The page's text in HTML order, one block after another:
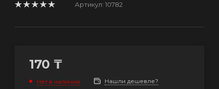
Артикул: 10782
170 ₸
Нет в наличии Нашли дешевле?